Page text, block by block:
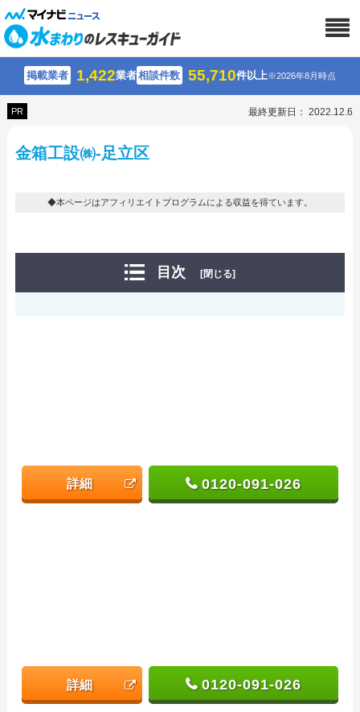
掲載業者 1,422業者相談件数 55,710件以上※2026年8月時点
PR 最終更新日： 2022.12.6
金箱工設㈱-足立区
◆本ページはアフィリエイトプログラムによる収益を得ています。
目次 [閉じる]
詳細 0120-091-026
詳細 0120-091-026